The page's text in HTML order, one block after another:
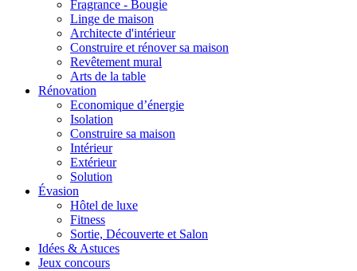
Fragrance - Bougie
Linge de maison
Architecte d'intérieur
Construire et rénover sa maison
Revêtement mural
Arts de la table
Rénovation
Economique d’énergie
Isolation
Construire sa maison
Intérieur
Extérieur
Solution
Évasion
Hôtel de luxe
Fitness
Sortie, Découverte et Salon
Idées & Astuces
Jeux concours